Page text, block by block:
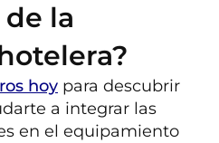
la
hoy para descubrir
a integrar las
en el equipamiento